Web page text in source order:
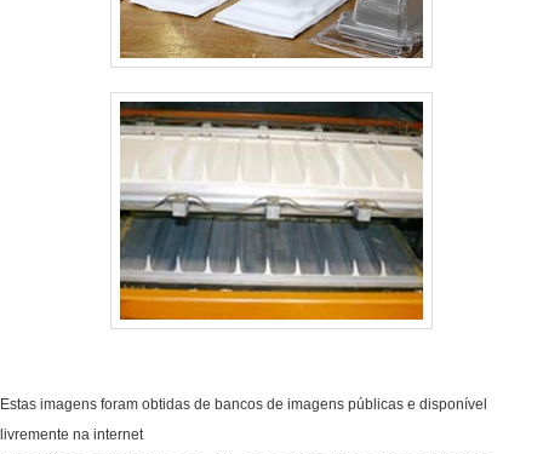
Estas imagens foram obtidas de bancos de imagens públicas e disponível
livremente na internet